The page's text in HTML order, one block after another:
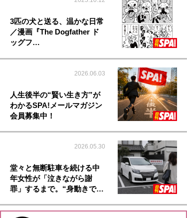
3匹の犬と送る、温かな日常
／漫画『The Dogfather ド
ッグフ…
2026.06.03
人生後半の“賢い生き方”が
わかるSPA!メールマガジン
会員募集中！
2026.05.30
堂々と無断駐車を続ける中
年女性が「泣きながら謝
罪」するまで。“身動きで…